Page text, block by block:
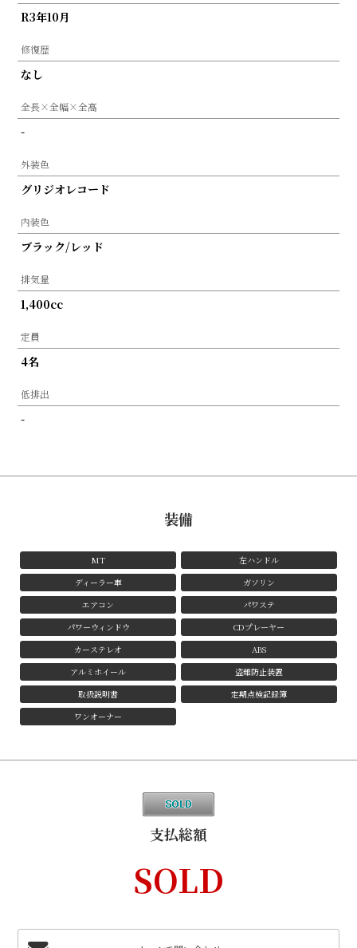
R3年10月
修復歴
なし
全長×全幅×全高
-
外装色
グリジオレコード
内装色
ブラック/レッド
排気量
1,400cc
定員
4名
低排出
-
装備
MT
左ハンドル
ディーラー車
ガソリン
エアコン
パワステ
パワーウィンドウ
CDプレーヤー
カーステレオ
ABS
アルミホイール
盗難防止装置
取扱説明書
定期点検記録簿
ワンオーナー
支払総額
SOLD